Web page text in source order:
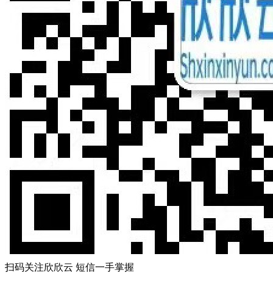
扫码关注欣欣云 短信一手掌握